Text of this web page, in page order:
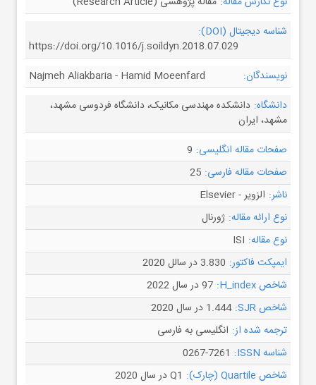
شناسه دیجیتال (DOI):
https://doi.org/10.1016/j.soildyn.2018.07.029
نویسندگان:
Najmeh Aliakbaria - Hamid Moeenfard
دانشگاه: دانشکده مهندسی مکانیک، دانشگاه فردوسی مشهد،
مشهد، ایران
صفحات مقاله انگلیسی: 9
صفحات مقاله فارسی: 25
ناشر: الزویر - Elsevier
نوع ارائه مقاله: ژورنال
نوع مقاله: ISI
ایمپکت فاکتور: 3.830 در سالل 2020
شاخص H_index:
97 در سال 2022
شاخص SJR:
1.444 در سال 2020
ترجمه شده از: انگلیسی به فارسی
شناسه ISSN:
0267-7261
شاخص Quartile (چارک):
Q1 در سال 2020